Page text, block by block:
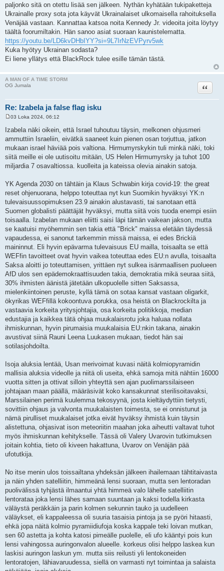
i
paljonko sitä on otettu lisää sen jälkeen. Nythän kyhätään tukipaketteja
Ukrainalle proxy sota jota käyvät Ukrainalaiset ulkomaisella rahoituksella
Venäjää vastaan. Kannattaa katsoa noita Kennedy Jr. videoita joita löytyy
täältä foorumiltakin. Hän sanoo asiat suoraan kaunistelematta.
https://youtu.be/LD6kvDHbIYY?si=9L7IrNzEVPyrv5wk
Kuka hyötyy Ukrainan sodasta?
Ei liene yllätys että BlackRock tulee esille tämän tästä.
A MAN OF A TIME STORM
OG Jumala
Re: Izabela ja false flag isku
Lainaa
e
s
i
03 Loka 2024, 06:12
Izabela näki oikein, että Israel tuhoutuu täysin, melkonen ohjusmeri
ammuttiin Israeliin, eivätkä saaneet kuin pienen osan torjuttua, jatkon
mukaan israel häviää pois valtiona. Hirmumyrskykin tuli minkä näki, toki
siitä meille ei ole uutisoitu mitään, US Helen Hirmumyrsky ja tuhot 100
miljardia 7 osavaltiossa. kuolleita ja kateissa olevia ainakin satoja.
YK Agenda 2030 on tähtäin ja Klaus Schwabin kirja covid-19: the great
reset ohjenuorana, helppo toteuttaa nyt kun Suomikin hyväksyi YK:n
tulevaisuussopimuksen 23.9 ainakin alustavasti, tai sanotaan että
Suomen globalisti päättäjät hyväksyi, mutta siitä vois tuoda enempi esiin
toisaalla. Izabelan mukaan eliitti saisi läpi tämän vaikean jakson, mutta
se kaatuisi myöhemmin sen takia että "Brick" maissa eletään täydessä
vapaudessa, ei sanonut tarkemmin missä maissa, ei edes Brickiä
maininnut. Eli hyvin epävarma tulevaisuus EU mailla, toisaalta se että
WEFfin tavoitteet ovat hyvin vaikea toteuttaa edes EU:n avulla, toisaalta
Saksa aloitti jo toteuttamisen, yrittäen nyt sulkea isänmaallisen puolueen
AfD ulos sen epädemokraattisuuden takia, demokratia mikä seuraa siitä,
30% ihmisten äänistä jätetään ulkopuolelle sitten Saksassa,
mielenkiintoinen peruste, kyllä tämä on sotaa kansat vastaan oligarkit,
ökyrikas WEFfillä kokoontuva porukka, osa heistä on Blackrockilta ja
vastaavia korkeita yritysjohtajia, osa korkeita politikkoja, median
edustajia ja kaikkea tätä ohjaa muukalaisrotu joka haluaa nollata
ihmiskunnan, hyvin pirumaisia muukalaisia EU:nkin takana, ainakin
avustivat siinä Rauni Leena Luukasen mukaan, tiedot hän sai
sotilasjohdoilta.
Isoja aluksia lentää, Usan merivoimat kuvasi näitä kolmiopyramidin
mallisia aluksia videolle ja niitä oli useita, ehkä samoja mitä nähtiin 16000
vuotta sitten ja ottivat silloin yhteyttä sen ajan puolimarssilaiseen
johtajaan maan päällä, määräsivät koko kansakunnat sterilisoitavaksi,
Marssilainen perimä kuulemma tekosyynä, josta kieltäydyttiin tietysti,
sovittiin ohjaus ja valvonta muukalaisten toimesta, se ei onnistunut ja
nämä pirulliset muukalaiset jotka eivät hyväksy ihmistä kuin täysin
alistettuna, ohjasivat ison meteoriitin maahan joka aiheutti valtavat tuhot
myös ihmiskunnan kehitykselle. Tässä oli Valery Uvarovin tutkimuksen
joitain kohtia, tieto oli kiveen hakattuna, Uvarov on Venäjän pää
ufotutkija.
No itse menin ulos toissailtana yhdeksän jälkeen ihailemaan tähtitaivasta
ja näin yhden satelliitin, himmeänä lensi suoraan, mutta sen lentoradan
puolivälissä tyhjästä ilmaantui yhtä himmeä valo lähelle satelliitin
lentorataa joka lensi lähes samaan suuntaan ja kaksi todella kirkasta
väläystä peräkkäin ja parin kolmen sekunnin tauko ja uudelleen
väläykset, eli kappaleessa oli suuria tasaisia pintoja ja se pyöri hitaasti,
ehkä jopa näitä kolmio pyramiidiufoja koska kappale teki loivan mutkan,
sen 60 astetta ja kohta katosi pimeälle puolelle, eli ufo kääntyi pois kun
lensi vahingossa auringonvalon alueelle. korkeus olisi helppo laskea kun
laskisi auringon laskun ym. mutta siis reilusti yli lentokoneiden
lentoratojen, lähiavaruudessa, siellä on varmasti nyt toimintaa ja salaista